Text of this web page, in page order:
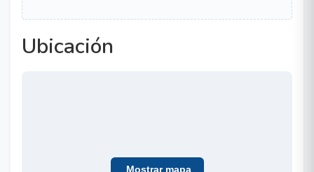
Ubicación
Mostrar mapa